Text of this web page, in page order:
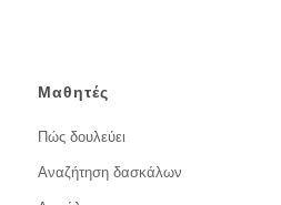
Μαθητές
Πώς δουλεύει
Αναζήτηση δασκάλων